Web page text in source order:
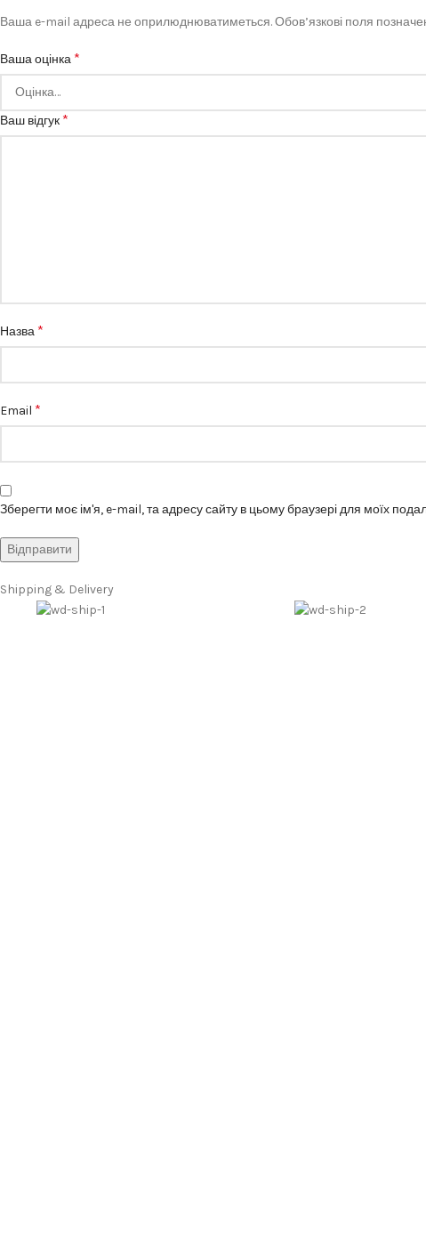
Ваша e-mail адреса не оприлюднюватиметься.Обов’язкові поля
Ваша оцінка *
Ваш відгук *
Назва *
Email *
Зберегти моє ім'я, e-mail, та адресу сайту в цьому браузері для моїх
Shipping & Delivery